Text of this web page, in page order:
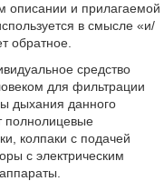
описании и прилагаемой
в смысле «и/
обратное.
средство
для фильтрации
дыхания данного
полнолицевые
колпаки с подачей
с электрическим